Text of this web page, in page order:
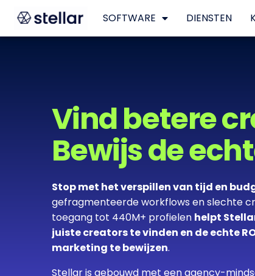
SOFTWARE DIENSTEN
Vind betere
Bewijs de
Stop met het verspillen van tijd en
gefragmenteerde workflows en slechte
toegang tot 440M+ profielen helpt
juiste creators te vinden en de echte
marketing te bewijzen.
Stellar is gebouwd met een agency-